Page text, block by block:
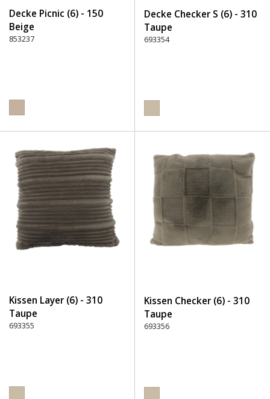
Decke Picnic (6) - 150
Beige
853237
Decke Checker S (6) - 310
Taupe
693354
Kissen Layer (6) - 310
Taupe
693355
Kissen Checker (6) - 310
Taupe
693356